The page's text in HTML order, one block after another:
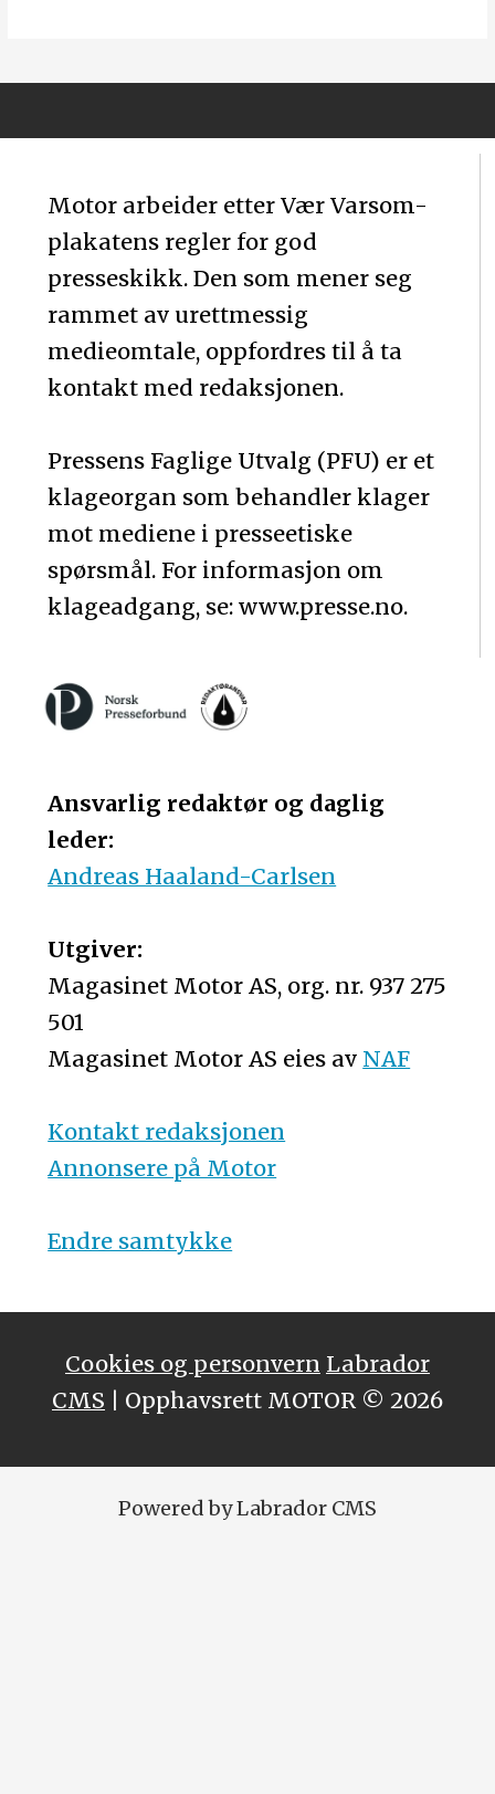
Motor arbeider etter Vær Varsom-
plakatens regler for god
presseskikk. Den som mener seg
rammet av urettmessig
medieomtale, oppfordres til å ta
kontakt med redaksjonen.
Pressens Faglige Utvalg (PFU) er et
klageorgan som behandler klager
mot mediene i presseetiske
spørsmål. For informasjon om
klageadgang, se: www.presse.no.
Ansvarlig redaktør og daglig
leder:
Andreas Haaland-Carlsen
Utgiver:
Magasinet Motor AS, org. nr. 937 275
501
Magasinet Motor AS eies av NAF
Kontakt redaksjonen
Annonsere på Motor
Endre samtykke
Cookies og personvern Labrador
CMS | Opphavsrett MOTOR © 2026
Powered by Labrador CMS